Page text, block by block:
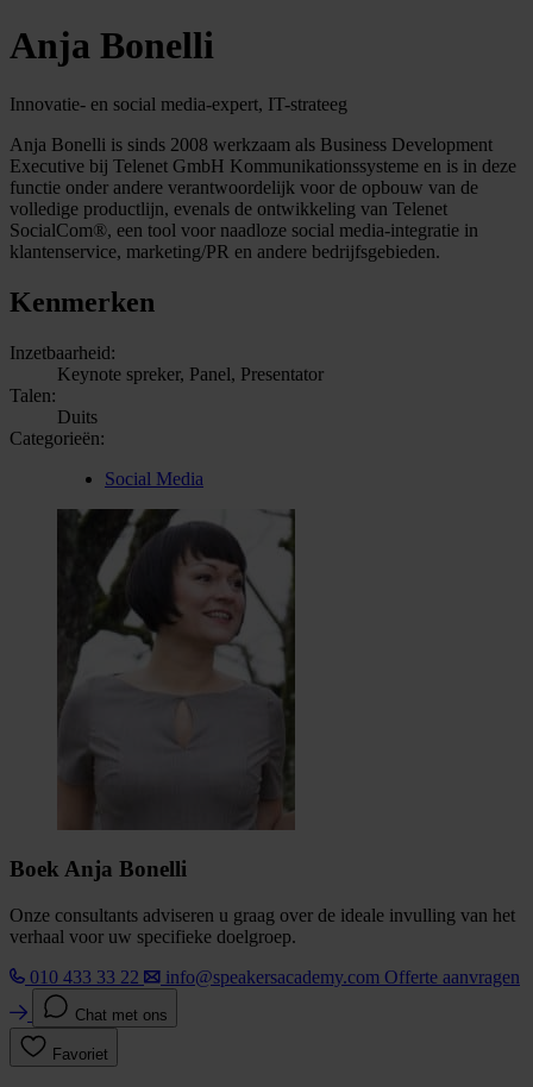
Anja Bonelli
Innovatie- en social media-expert, IT-strateeg
Anja Bonelli is sinds 2008 werkzaam als Business Development
Executive bij Telenet GmbH Kommunikationssysteme en is in deze
functie onder andere verantwoordelijk voor de opbouw van de
volledige productlijn, evenals de ontwikkeling van Telenet
SocialCom®, een tool voor naadloze social media-integratie in
klantenservice, marketing/PR en andere bedrijfsgebieden.
Kenmerken
Inzetbaarheid:
Keynote spreker, Panel, Presentator
Talen:
Duits
Categorieën:
Social Media
Boek Anja Bonelli
Onze consultants adviseren u graag over de ideale invulling van het
verhaal voor uw specifieke doelgroep.
010 433 33 22
info@speakersacademy.com Offerte aanvragen
Chat met ons
Favoriet